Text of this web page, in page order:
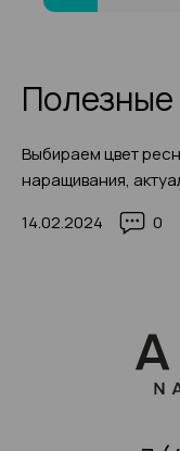
Полезные
Выбираем цвет
наращивания,
14.02.2024 0